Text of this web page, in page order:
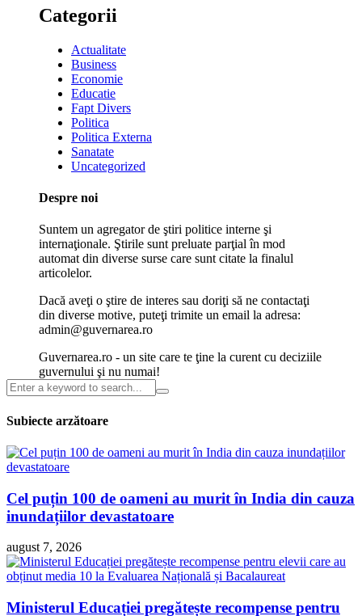
Categorii
Actualitate
Business
Economie
Educatie
Fapt Divers
Politica
Politica Externa
Sanatate
Uncategorized
Despre noi
Suntem un agregator de ştiri politice interne şi
internaţionale. Ştirile sunt preluate parţial în mod
automat din diverse surse care sunt citate la finalul
articolelor.
Dacă aveţi o ştire de interes sau doriţi să ne contactaţi
din diverse motive, puteţi trimite un email la adresa:
admin@guvernarea.ro
Guvernarea.ro - un site care te ţine la curent cu deciziile
guvernului şi nu numai!
Subiecte arzătoare
Cel puțin 100 de oameni au murit în India din cauza
inundațiilor devastatoare
august 7, 2026
Ministerul Educației pregătește recompense pentru